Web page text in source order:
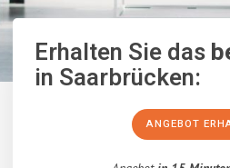
Erhalten Sie das
in Saarbrücken:
ANGEBOT